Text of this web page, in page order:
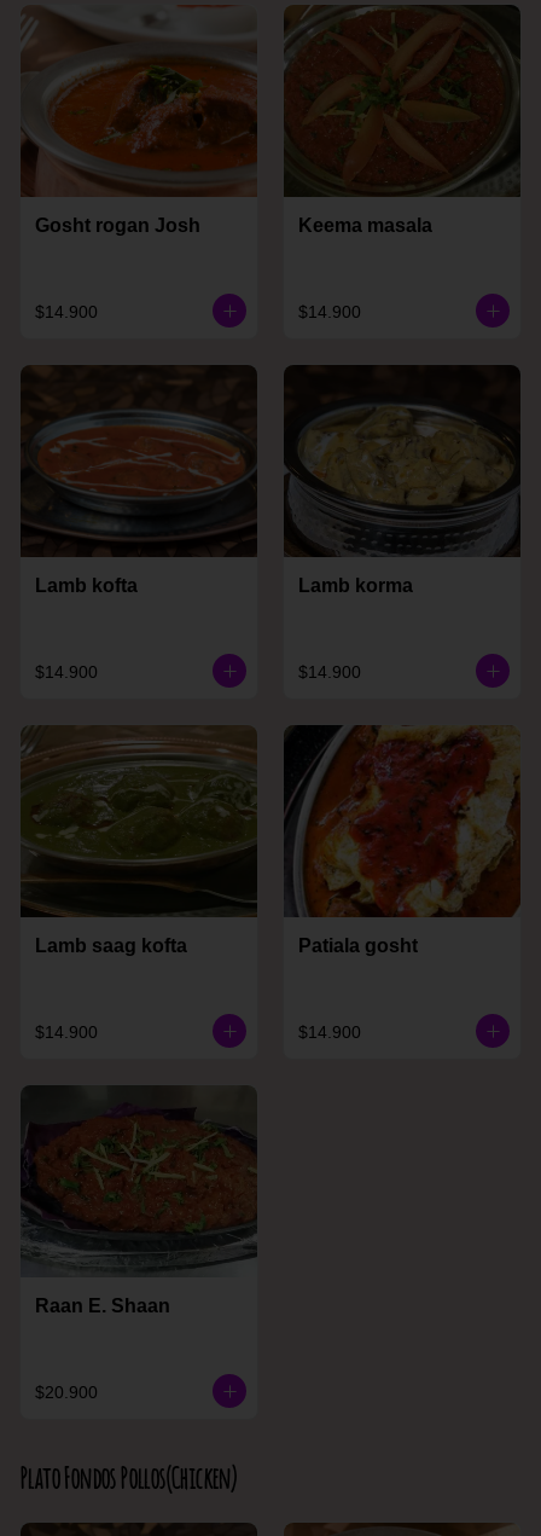
Gosht rogan Josh
$14.900
Keema masala
$14.900
Lamb kofta
$14.900
Lamb korma
$14.900
Lamb saag kofta
$14.900
Patiala gosht
$14.900
Raan E. Shaan
$20.900
Plato Fondos Pollos(Chicken)